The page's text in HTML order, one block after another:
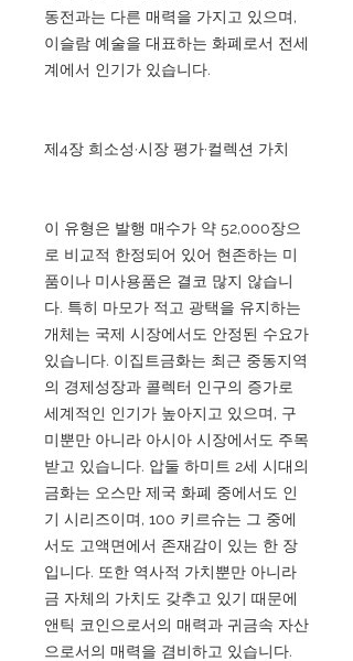
동전과는 다른 매력을 가지고 있으며,
이슬람 예술을 대표하는 화폐로서 전세
계에서 인기가 있습니다.
제4장 희소성·시장 평가·컬렉션 가치
이 유형은 발행 매수가 약 52,000장으
로 비교적 한정되어 있어 현존하는 미
품이나 미사용품은 결코 많지 않습니
다. 특히 마모가 적고 광택을 유지하는
개체는 국제 시장에서도 안정된 수요가
있습니다. 이집트금화는 최근 중동지역
의 경제성장과 콜렉터 인구의 증가로
세계적인 인기가 높아지고 있으며, 구
미뿐만 아니라 아시아 시장에서도 주목
받고 있습니다. 압둘 하미트 2세 시대의
금화는 오스만 제국 화폐 중에서도 인
기 시리즈이며, 100 키르슈는 그 중에
서도 고액면에서 존재감이 있는 한 장
입니다. 또한 역사적 가치뿐만 아니라
금 자체의 가치도 갖추고 있기 때문에
앤틱 코인으로서의 매력과 귀금속 자산
으로서의 매력을 겸비하고 있습니다.